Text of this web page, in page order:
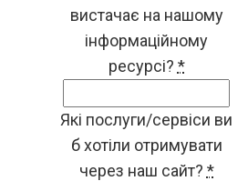
вистачає на нашому
інформаційному
ресурсі? *
Які послуги/сервіси ви
б хотіли отримувати
через наш сайт? *